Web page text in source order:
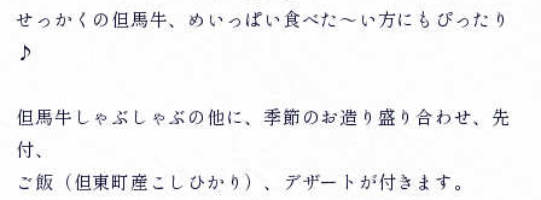
せっかくの但馬牛、めいっぱい食べた～い方にもぴったり
♪
但馬牛しゃぶしゃぶの他に、季節のお造り盛り合わせ、先
付、
ご飯（但東町産こしひかり）、デザートが付きます。